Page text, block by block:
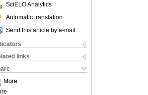
SciELO Analytics
Automatic translation
Send this article by e-mail
links
More